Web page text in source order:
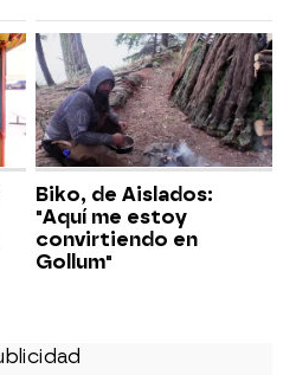
Biko, de Aislados:
"Aquí me estoy
convirtiendo en
Gollum"